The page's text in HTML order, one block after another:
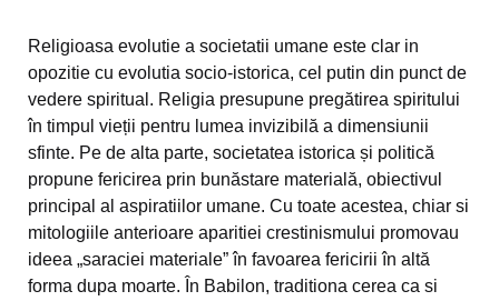
Religioasa evolutie a societatii umane este clar in
opozitie cu evolutia socio-istorica, cel putin din punct de
vedere spiritual. Religia presupune pregătirea spiritului
în timpul vieții pentru lumea invizibilă a dimensiunii
sfinte. Pe de alta parte, societatea istorica și politică
propune fericirea prin bunăstare materială, obiectivul
principal al aspiratiilor umane. Cu toate acestea, chiar si
mitologiile anterioare aparitiei crestinismului promovau
ideea „saraciei materiale” în favoarea fericirii în altă
forma dupa moarte. În Babilon, traditiona cerea ca si